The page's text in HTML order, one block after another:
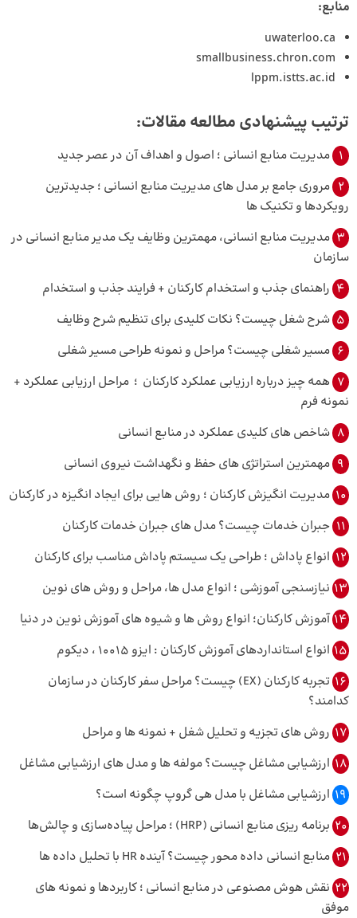
منابع:
uwaterloo.ca
smallbusiness.chron.com
lppm.istts.ac.id
ترتیب پیشنهادی مطالعه مقالات:
1 مدیریت منابع انسانی ؛ اصول و اهداف آن در عصر جدید
2 مروری جامع بر مدل های مدیریت منابع انسانی ؛ جدیدترین
رویکردها و تکنیک ها
3 مدیریت منابع انسانی، مهمترین وظایف یک مدیر منابع انسانی در
سازمان
4 راهنمای جذب و استخدام کارکنان + فرایند جذب و استخدام
5 شرح شغل چیست؟ نکات کلیدی برای تنظیم شرح وظایف
6 مسیر شغلی چیست؟ مراحل و نمونه طراحی مسیر شغلی
7 همه چیز درباره ارزیابی عملکرد کارکنان ؛ مراحل ارزیابی عملکرد +
نمونه فرم
8 شاخص ‌های کلیدی عملکرد در منابع انسانی
9 مهمترین استراتژی‌ های حفظ و نگهداشت نیروی انسانی
10 مدیریت انگیزش کارکنان ؛ روش هایی برای ایجاد انگیزه در کارکنان
11 جبران خدمات چیست؟ مدل های جبران خدمات کارکنان
12 انواع پاداش ؛ طراحی یک سیستم پاداش مناسب برای کارکنان
13 نیازسنجی آموزشی ؛ انواع مدل ها، مراحل و روش های نوین
14آموزش کارکنان؛ انواع روش ها و شیوه های آموزش نوین در دنیا
15 انواع استانداردهای آموزش کارکنان : ایزو 10015 ، دیکوم
16
تجربه کارکنان (EX) چیست؟ مراحل سفر کارکنان در سازمان
کدامند؟
17 روش های تجزیه و تحلیل شغل + نمونه ها و مراحل
18 ارزشیابی مشاغل چیست؟ مولفه ها و مدل های ارزشیابی مشاغل
19 ارزشیابی مشاغل با مدل هی گروپ چگونه است؟
20 برنامه ‌ریزی منابع انسانی (HRP) ؛ مراحل پیاده‌سازی و چالش‌ها
21 منابع انسانی داده محور چیست؟ آینده HR با تحلیل داده ها
22 نقش هوش مصنوعی در منابع انسانی ؛ کاربردها و نمونه های
موفق